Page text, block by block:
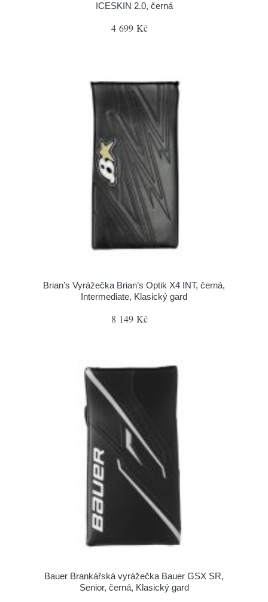
ICESKIN 2.0, černá
4 699 Kč
Brian’s Vyrážečka Brian’s Optik X4 INT, černá,
Intermediate, Klasický gard
8 149 Kč
Bauer Brankářská vyrážečka Bauer GSX SR,
Senior, černá, Klasický gard